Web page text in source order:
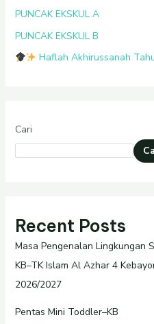
PUNCAK EKSKUL A
PUNCAK EKSKUL B
Haflah Akhirussanah
Cari
Recent Posts
Masa Pengenalan Lingkungan
KB–TK Islam Al Azhar 4
2026/2027
Pentas Mini Toddler–KB